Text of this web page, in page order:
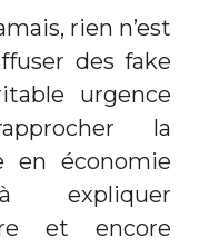
rien n’est
des fake
urgence
la
en économie
expliquer
et encore